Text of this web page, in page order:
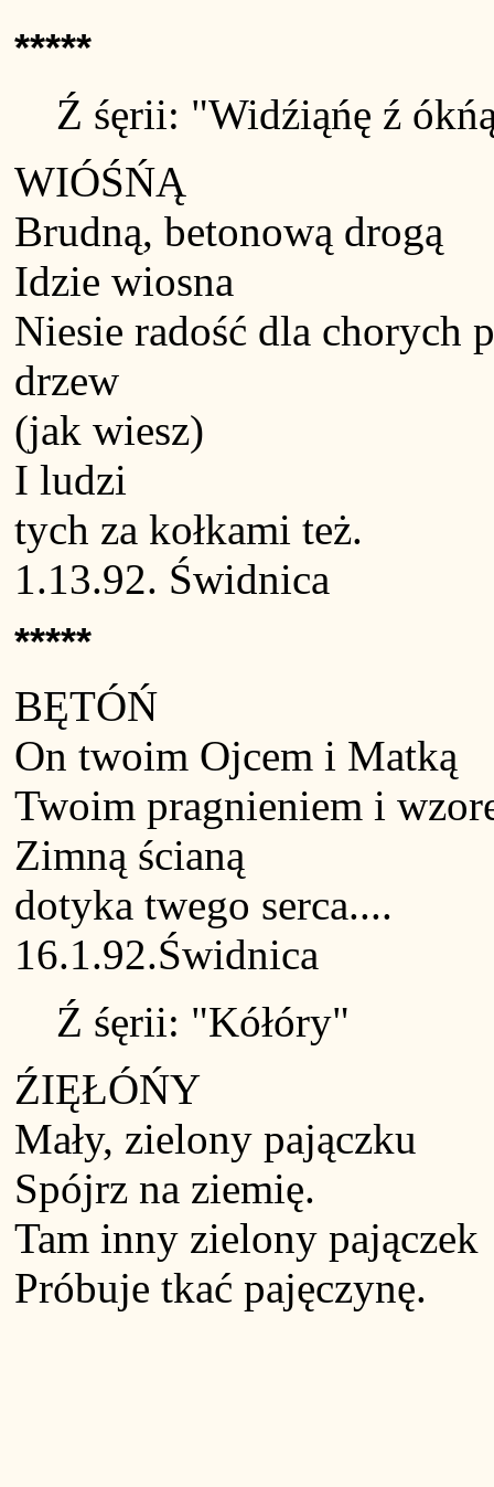
*****
Ź śęrii: "Widźiąńę ź
WIÓŚŃĄ
Brudną, betonową drogą
Idzie wiosna
Niesie radość dla chorych
drzew
(jak wiesz)
I ludzi
tych za kołkami też.
1.13.92. Świdnica
*****
BĘTÓŃ
On twoim Ojcem i Matką
Twoim pragnieniem i
Zimną ścianą
dotyka twego serca....
16.1.92.Świdnica
Ź śęrii: "Kółóry"
ŹIĘŁÓŃY
Mały, zielony pajączku
Spójrz na ziemię.
Tam inny zielony pajączek
Próbuje tkać pajęczynę.